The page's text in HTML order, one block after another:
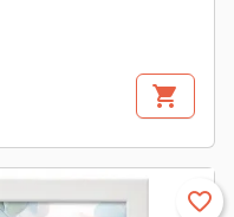
shopping_cart
favorite_border